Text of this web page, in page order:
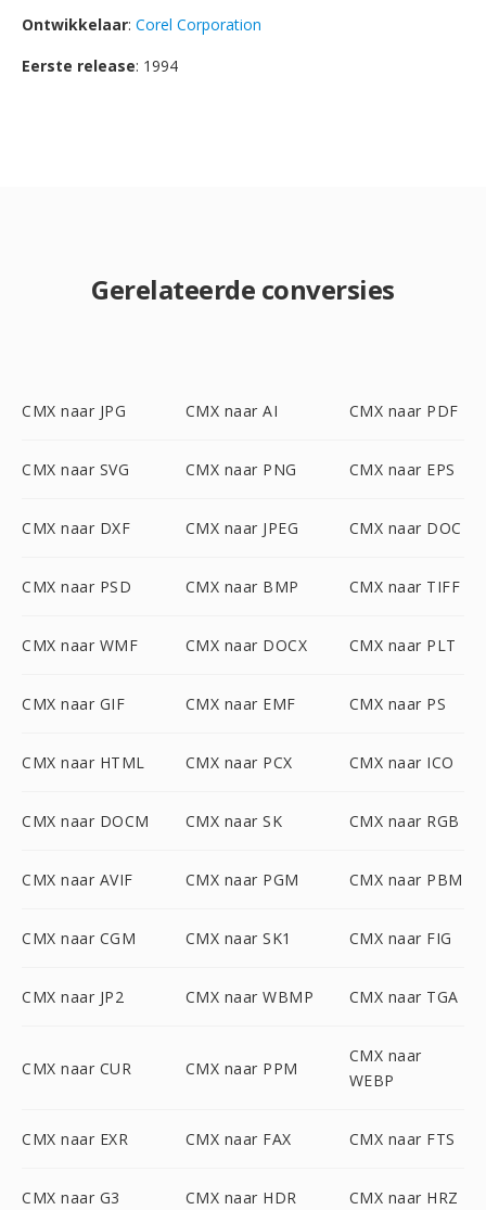
Ontwikkelaar: Corel Corporation
Eerste release: 1994
Gerelateerde conversies
CMX naar JPG CMX naar AI CMX naar PDF
CMX naar SVG CMX naar PNG CMX naar EPS
CMX naar DXF CMX naar JPEG CMX naar DOC
CMX naar PSD CMX naar BMP CMX naar TIFF
CMX naar WMF CMX naar DOCX CMX naar PLT
CMX naar GIF CMX naar EMF CMX naar PS
CMX naar HTML CMX naar PCX CMX naar ICO
CMX naar DOCM CMX naar SK CMX naar RGB
CMX naar AVIF CMX naar PGM CMX naar PBM
CMX naar CGM CMX naar SK1 CMX naar FIG
CMX naar JP2 CMX naar WBMP CMX naar TGA
CMX naar CUR CMX naar PPM
CMX naar
WEBP
CMX naar EXR CMX naar FAX CMX naar FTS
CMX naar G3 CMX naar HDR CMX naar HRZ